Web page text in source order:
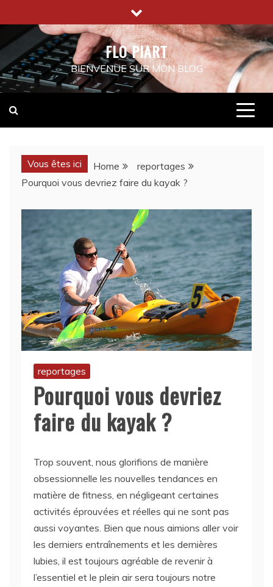
to
content
FLO PIART
BIENVENUE SUR MON BLOG
Vous êtes ici Home
reportages
Pourquoi vous devriez faire du kayak ?
reportages
Pourquoi vous devriez
faire du kayak ?
Trop souvent, nous glorifions de manière
obsessionnelle les nouvelles tendances en
matière de fitness, en négligeant certaines
activités éprouvées et réelles qui ne sont pas
aussi voyantes. Bien que nous aimions aller voir
les derniers entraînements et les dernières
lubies, il est toujours agréable de revenir à
l’essentiel et le plein air sera toujours notre